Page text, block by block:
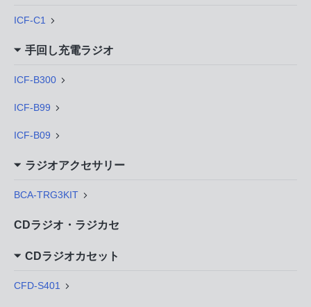
ICF-C1
手回し充電ラジオ
ICF-B300
ICF-B99
ICF-B09
ラジオアクセサリー
BCA-TRG3KIT
CDラジオ・ラジカセ
CDラジオカセット
CFD-S401